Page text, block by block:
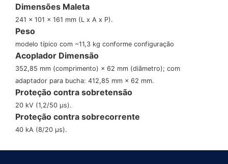
Dimensões Maleta
241 x 101 x 161 mm (L x A x P).
Peso
modelo típico com ~11,3 kg conforme configuração
Acoplador Dimensão
352,85 mm (comprimento) × 62 mm (diâmetro); com
adaptador para bucha: 412,85 mm × 62 mm.
Proteção contra sobretensão
20 kV (1,2/50 µs).
Proteção contra sobrecorrente
40 kA (8/20 µs).